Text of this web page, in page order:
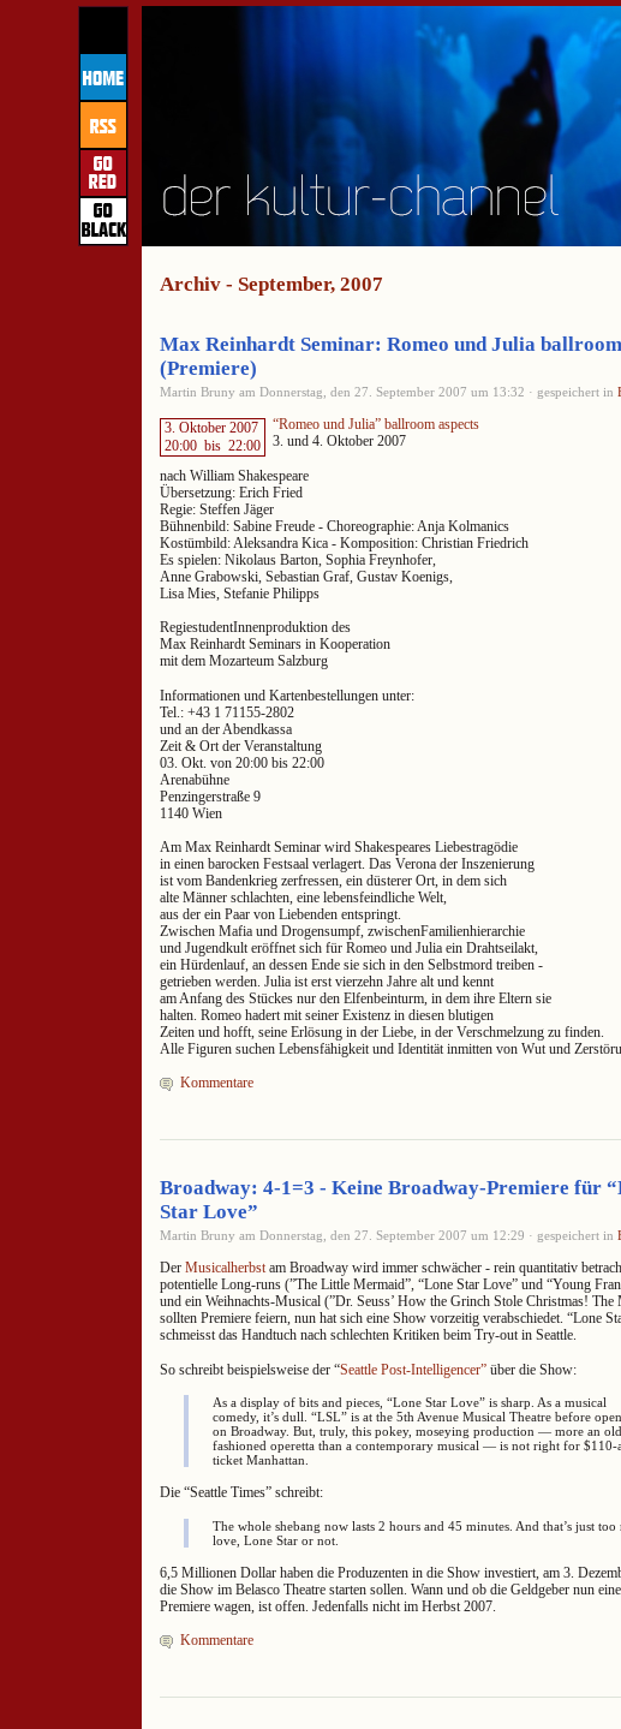
Archiv - September, 2007
Max Reinhardt Seminar: Romeo und Julia
(Premiere)
Martin Bruny am Donnerstag, den 27. September 2007 um 13:32 · gespeichert in
3. Oktober 2007
20:00 bis 22:00
“Romeo und Julia” ballroom aspects
3. und 4. Oktober 2007
nach William Shakespeare
Übersetzung: Erich Fried
Regie: Steffen Jäger
Bühnenbild: Sabine Freude - Choreographie: Anja Kolmanics
Kostümbild: Aleksandra Kica - Komposition: Christian Friedrich
Es spielen: Nikolaus Barton, Sophia Freynhofer,
Anne Grabowski, Sebastian Graf, Gustav Koenigs,
Lisa Mies, Stefanie Philipps
RegiestudentInnenproduktion des
Max Reinhardt Seminars in Kooperation
mit dem Mozarteum Salzburg
Informationen und Kartenbestellungen unter:
Tel.: +43 1 71155-2802
und an der Abendkassa
Zeit & Ort der Veranstaltung
03. Okt. von 20:00 bis 22:00
Arenabühne
Penzingerstraße 9
1140 Wien
Am Max Reinhardt Seminar wird Shakespeares Liebestragödie
in einen barocken Festsaal verlagert. Das Verona der Inszenierung
ist vom Bandenkrieg zerfressen, ein düsterer Ort, in dem sich
alte Männer schlachten, eine lebensfeindliche Welt,
aus der ein Paar von Liebenden entspringt.
Zwischen Mafia und Drogensumpf, zwischenFamilienhierarchie
und Jugendkult eröffnet sich für Romeo und Julia ein Drahtseilakt,
ein Hürdenlauf, an dessen Ende sie sich in den Selbstmord treiben -
getrieben werden. Julia ist erst vierzehn Jahre alt und kennt
am Anfang des Stückes nur den Elfenbeinturm, in dem ihre Eltern sie
halten. Romeo hadert mit seiner Existenz in diesen blutigen
Zeiten und hofft, seine Erlösung in der Liebe, in der Verschmelzung zu finden.
Alle Figuren suchen Lebensfähigkeit und Identität inmitten von Wut und
Kommentare
Broadway: 4-1=3 - Keine Broadway-Premiere für
Star Love”
Martin Bruny am Donnerstag, den 27. September 2007 um 12:29 · gespeichert in
Der Musicalherbstam Broadway wird immer schwächer - rein quantitativ
potentielle Long-runs (”The Little Mermaid”, “Lone Star Love” und “Young
und ein Weihnachts-Musical (”Dr. Seuss’ How the Grinch Stole Christmas! The
sollten Premiere feiern, nun hat sich eine Show vorzeitig verabschiedet. “Lone
schmeisst das Handtuch nach schlechten Kritiken beim Try-out in Seattle.
So schreibt beispielsweise der “Seattle Post-Intelligencer” über die Show:
As a display of bits and pieces, “Lone Star Love” is sharp. As a musical
comedy, it’s dull. “LSL” is at the 5th Avenue Musical Theatre before
on Broadway. But, truly, this pokey, moseying production — more an
fashioned operetta than a contemporary musical — is not right for $110-
ticket Manhattan.
Die “Seattle Times” schreibt:
The whole shebang now lasts 2 hours and 45 minutes. And that’s just too
love, Lone Star or not.
6,5 Millionen Dollar haben die Produzenten in die Show investiert, am 3.
die Show im Belasco Theatre starten sollen. Wann und ob die Geldgeber nun
Premiere wagen, ist offen. Jedenfalls nicht im Herbst 2007.
Kommentare